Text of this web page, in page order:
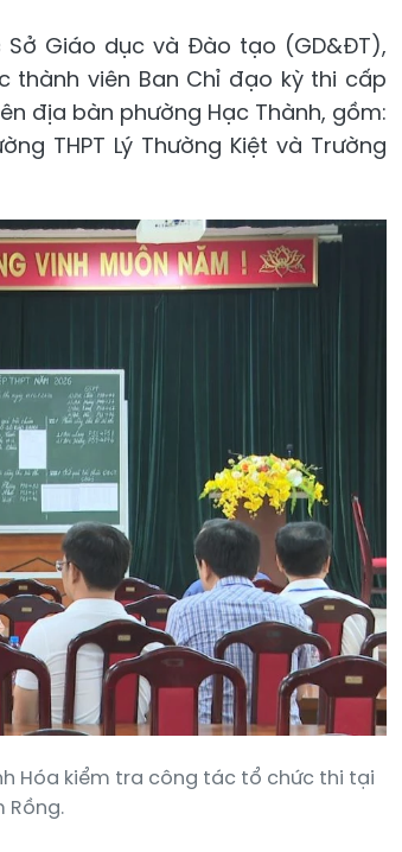
Giáo dục và Đào tạo (GD&ĐT),
thành viên Ban Chỉ đạo kỳ thi cấp
địa bàn phường Hạc Thành, gồm:
THPT Lý Thường Kiệt và Trường
Hóa kiểm tra công tác tổ chức thi tại
Rồng.